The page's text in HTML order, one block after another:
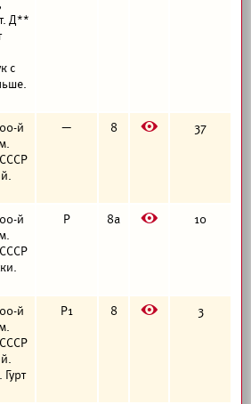
Д**
с
й
— 8 E 37
й
Р 8а E 10
й
Р1 8 E 3